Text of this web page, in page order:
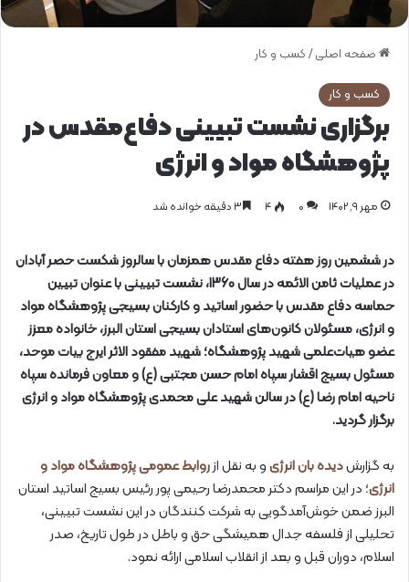
صفحه اصلی / کسب و کار
کسب و کار
برگزاری نشست تبیینی دفاع‌مقدس در
پژوهشگاه مواد و انرژی
مهر ۹, ۱۴۰۲ 0 ۴
در ششمین روز هفته دفاع مقدس همزمان با سالروز شکست حصر آبادان
در عملیات ثامن الائمه در سال 1360، نشست تبیینی با عنوان تبیین
حماسه دفاع مقدس با حضور اساتید و کارکنان بسیجی پژوهشگاه مواد
و انرژی، مسئولان کانون‌های استادان بسیجی استان البرز، خانواده معزز
عضو هیات‌علمی شهید پژوهشگاه؛ شهید مفقود الاثر ایرج بیات موحد،
مسئول بسیج اقشار سپاه امام حسن مجتبی (ع) و معاون فرمانده سپاه
ناحیه امام رضا (ع) در سالن شهید علی محمدی پژوهشگاه مواد و انرژی
برگزار گردید.
به گزارشدیده بان انرژیو به نقل ازروابط عمومی پژوهشگاه مواد و
انرژی؛ در این مراسم دکتر محمدرضا رحیمی پور رئیس بسیج اساتید استان
البرز ضمن خوش‌آمدگویی به شرکت کنندگان در این نشست تبیینی،
تحلیلی از فلسفه جدال همیشگی حق و باطل در طول تاریخ، صدر
اسلام، دوران قبل و بعد از انقلاب اسلامی ارائه نمود.